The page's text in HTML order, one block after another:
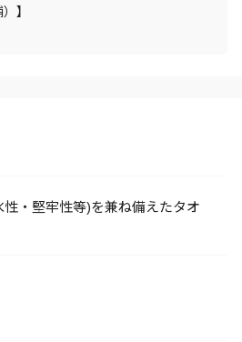
】
・堅牢性等)を兼ね備えたタオ